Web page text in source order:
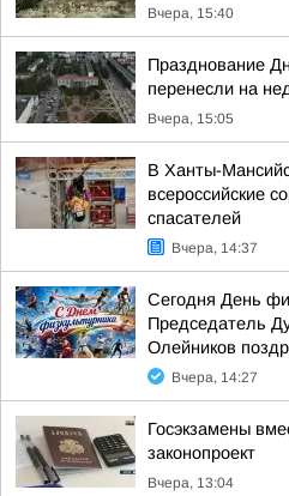
Вчера, 15:40
Празднование
перенесли на
Вчера, 15:05
В Ханты-
всероссийские
спасателей
Вчера, 14:37
Сегодня День
Председатель
Олейников
Вчера, 14:27
Госэкзамены
законопроект
Вчера, 13:04